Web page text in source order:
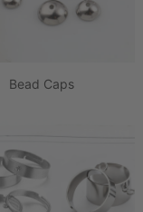
Bead Caps